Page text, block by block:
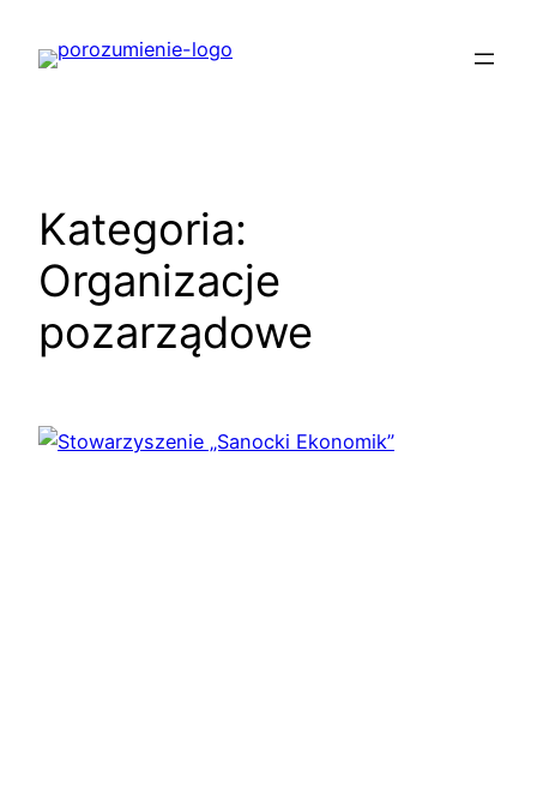
Kategoria:
Organizacje
pozarządowe